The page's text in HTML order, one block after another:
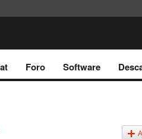
Foro Software